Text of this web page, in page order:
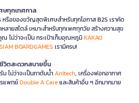
ษทุกเทศกาล
รือของขวัญสุดพิเศษสำหรับทุกโอกาส B2S เราคัด
ลายสไตล์ เหมาะสำหรับทุกเพศทุกวัย สร้างความสุข
ไม่ว่าจะเป็น กระเป๋าเก็บอุณหภูมิKAKAO
SIAM BOARDGAMES เรามีครบ!
วิตสะดวกสบายขึ้น
น ไม่ว่าจะเป็นกาต้มน้ำAnitech, เครื่องฟอกอากาศ
แพทย์Double A Careและสินค้าอื่น ๆ อีกมากมาย